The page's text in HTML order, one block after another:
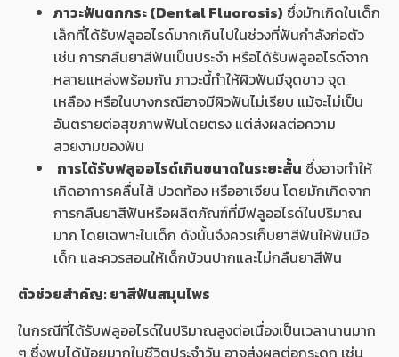
ภาวะฟันตกกระ (Dental Fluorosis) ซึ่งมักเกิดในเด็ก
เล็กที่ได้รับฟลูออไรด์มากเกินไปในช่วงที่ฟันกำลังก่อตัว
เช่น การกลืนยาสีฟันเป็นประจำ หรือได้รับฟลูออไรด์จาก
หลายแหล่งพร้อมกัน ภาวะนี้ทำให้ผิวฟันมีจุดขาว จุด
เหลือง หรือในบางกรณีอาจมีผิวฟันไม่เรียบ แม้จะไม่เป็น
อันตรายต่อสุขภาพฟันโดยตรง แต่ส่งผลต่อความ
สวยงามของฟัน
การได้รับฟลูออไรด์เกินขนาดในระยะสั้น ซึ่งอาจทำให้
เกิดอาการคลื่นไส้ ปวดท้อง หรืออาเจียน โดยมักเกิดจาก
การกลืนยาสีฟันหรือผลิตภัณฑ์ที่มีฟลูออไรด์ในปริมาณ
มาก โดยเฉพาะในเด็ก ดังนั้นจึงควรเก็บยาสีฟันให้พ้นมือ
เด็ก และควรสอนให้เด็กบ้วนปากและไม่กลืนยาสีฟัน
ตัวช่วยสำคัญ: ยาสีฟันสมุนไพร
ในกรณีที่ได้รับฟลูออไรด์ในปริมาณสูงต่อเนื่องเป็นเวลานานมาก
ๆ ซึ่งพบได้น้อยมากในชีวิตประจำวัน อาจส่งผลต่อกระดูก เช่น